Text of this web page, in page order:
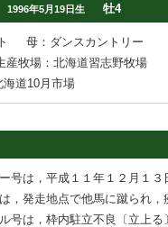
1996年5月19日生 牡4
母：ダンスカントリー
産牧場：北海道習志野牧場
海道10月市場
号は，平成１１年１２月１
，発走地点で他馬に蹴られ
号は，枠内駐立不良〔立上